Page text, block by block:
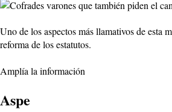
Uno de los aspectos más llamativos de esta
reforma de los estatutos.
Amplía la información
Aspe